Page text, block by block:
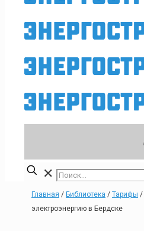
✕
Главная / Библиотека / Тарифы /
электроэнергию в Бердске